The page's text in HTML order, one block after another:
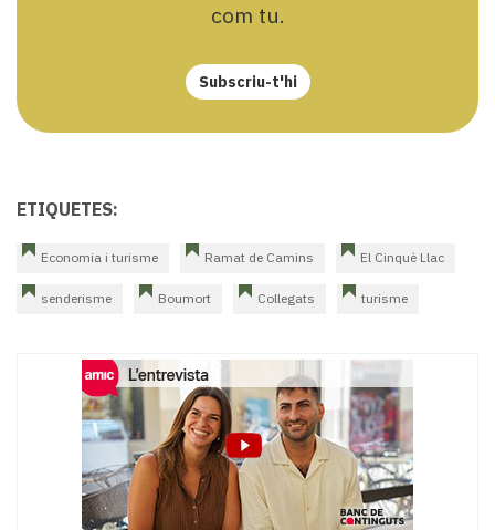
com tu.
Subscriu-t'hi
ETIQUETES:
Economia i turisme Ramat de Camins El Cinquè Llac
senderisme Boumort Collegats turisme